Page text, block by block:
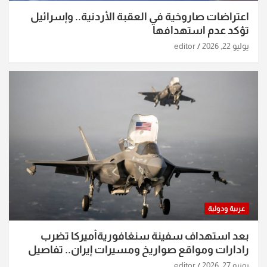
اعتراضات صاروخية في العقبة الأردنية.. وإسرائيل
تؤكد عدم استهدافها
يوليو 22, 2026 editor
عربية ودولية
بعد استهداف سفينة سنغافوريةأميركا تضرب
رادارات ومواقع صواريخ ومسيرات إيران.. تفاصيل
الساعات الماضية